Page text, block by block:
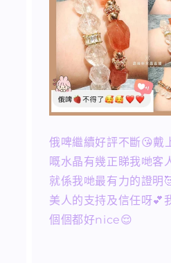
俄啤繼續好評不斷😘戴
嘅水晶有幾正睇我哋客
就係我哋最有力的證明
美人的支持及信任呀💕
個個都好nice😌